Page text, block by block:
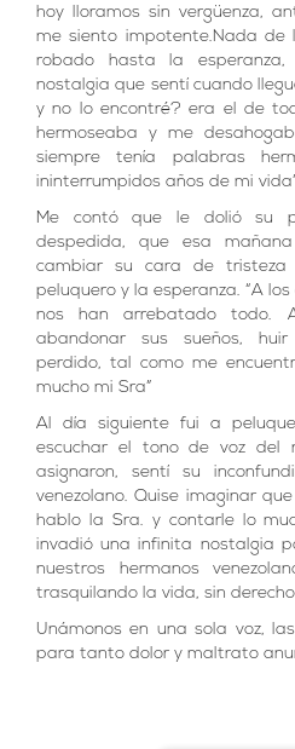
hoy lloramos sin vergüenza,
me siento impotente.Nada de
robado hasta la
nostalgia que sentí cuando
y no lo encontré? era el de
hermoseaba y me
siempre tenía palabras
ininterrumpidos años de mi
Me contó que le dolió su
despedida, que esa
cambiar su cara de
peluquero y la esperanza. “A
nos han arrebatado todo.
abandonar sus sueños,
perdido, tal como me
mucho mi Sra”
Al día siguiente fui a
escuchar el tono de voz del
asignaron, sentí su
venezolano. Quise imaginar
hablo la Sra. y contarle lo
invadió una infinita nostalgia
nuestros hermanos
trasquilando la vida, sin
Unámonos en una sola voz,
para tanto dolor y maltrato